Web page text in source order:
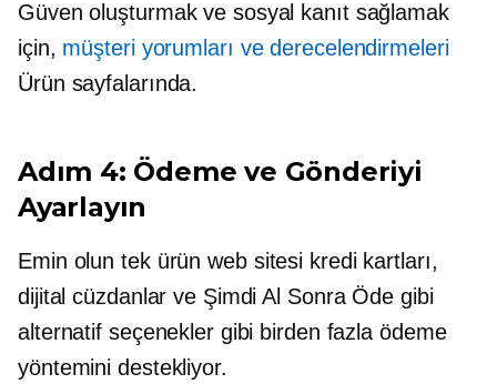
Güven oluşturmak ve sosyal kanıt sağlamak
için, müşteri yorumları ve derecelendirmeleri
Ürün sayfalarında.
Adım 4: Ödeme ve Gönderiyi
Ayarlayın
Emin oluntek ürün web sitesi kredi kartları,
dijital cüzdanlar ve Şimdi Al Sonra Öde gibi
alternatif seçenekler gibi birden fazla ödeme
yöntemini destekliyor.